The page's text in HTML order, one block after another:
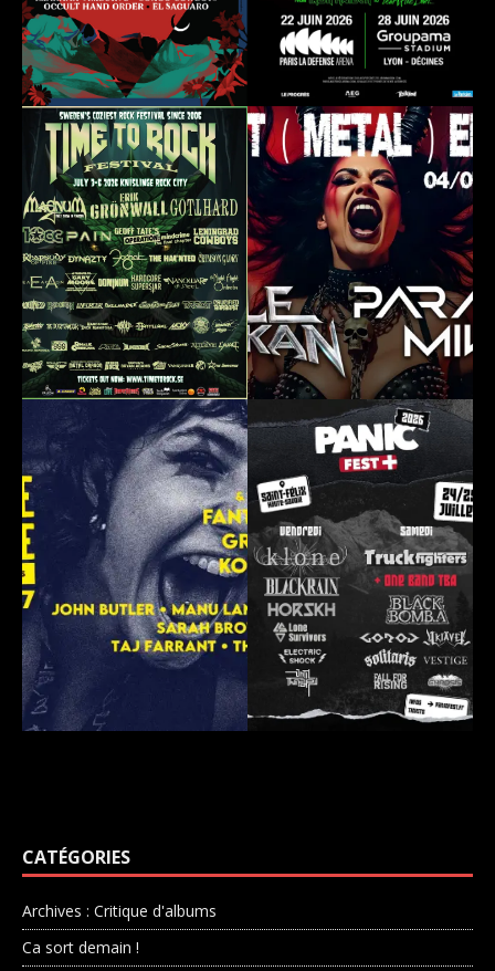
CATÉGORIES
Archives : Critique d'albums
Ca sort demain !